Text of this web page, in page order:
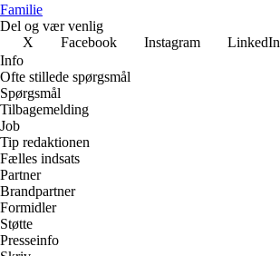
Familie
Del og vær venlig
X
Facebook Instagram LinkedIn
Info
Ofte stillede spørgsmål
Spørgsmål
Tilbagemelding
Job
Tip redaktionen
Fælles indsats
Partner
Brandpartner
Formidler
Støtte
Presseinfo